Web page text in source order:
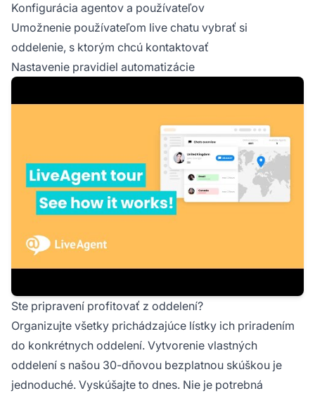
Konfigurácia agentov a používateľov
Umožnenie používateľom live chatu vybrať si
oddelenie, s ktorým chcú kontaktovať
Nastavenie pravidiel automatizácie
Ste pripravení profitovať z oddelení?
Organizujte všetky prichádzajúce lístky ich priradením
do konkrétnych oddelení. Vytvorenie vlastných
oddelení s našou 30-dňovou bezplatnou skúškou je
jednoduché. Vyskúšajte to dnes. Nie je potrebná